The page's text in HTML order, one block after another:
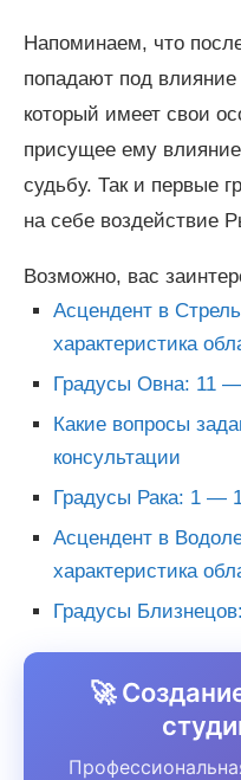
Напоминаем, что
попадают под
который имеет свои
присущее ему
судьбу. Так и первые
на себе воздействие
Возможно, вас
Асцендент в
характеристика
Градусы Овна: 11
Какие вопросы
консультации
Градусы Рака: 1 —
Асцендент в
характеристика
Градусы
🚀